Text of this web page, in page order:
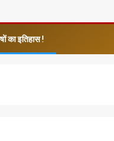
का इतिहास !